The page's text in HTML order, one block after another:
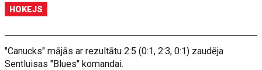
HOKEJS
"Canucks" mājās ar rezultātu 2:5 (0:1, 2:3, 0:1) zaudēja
Sentluisas "Blues" komandai.